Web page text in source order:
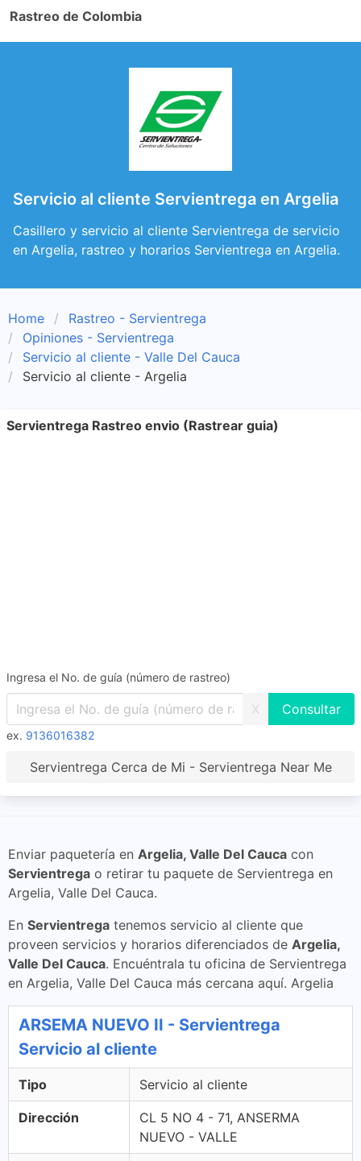
Rastreo de Colombia
Servicio al cliente Servientrega en Argelia
Casillero y servicio al cliente Servientrega de servicio
en Argelia, rastreo y horarios Servientrega en Argelia.
Home
Rastreo - Servientrega
Opiniones - Servientrega
Servicio al cliente - Valle Del Cauca
Servicio al cliente - Argelia
Servientrega Rastreo envio (Rastrear guia)
Ingresa el No. de guía (número de rastreo)
X
ex. 9136016382
Servientrega Cerca de Mi - Servientrega Near Me
Enviar paquetería en Argelia, Valle Del Cauca con
Servientrega o retirar tu paquete de Servientrega en
Argelia, Valle Del Cauca.
En Servientrega tenemos servicio al cliente que
proveen servicios y horarios diferenciados de Argelia,
Valle Del Cauca. Encuéntrala tu oficina de Servientrega
en Argelia, Valle Del Cauca más cercana aquí. Argelia
ARSEMA NUEVO II - Servientrega
Servicio al cliente
Tipo Servicio al cliente
Dirección
CL 5 NO 4 - 71, ANSERMA
NUEVO - VALLE